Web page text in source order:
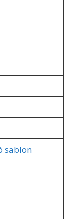
sablon